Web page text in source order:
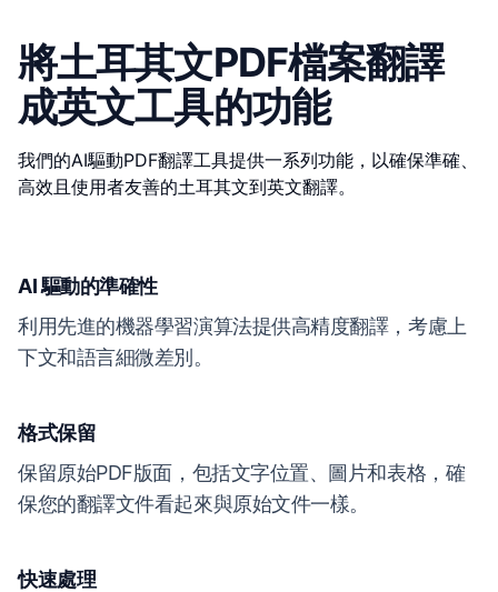
將土耳其文PDF檔案翻譯
成英文工具的功能
我們的AI驅動PDF翻譯工具提供一系列功能，以確保準確、
高效且使用者友善的土耳其文到英文翻譯。
AI 驅動的準確性
利用先進的機器學習演算法提供高精度翻譯，考慮上
下文和語言細微差別。
格式保留
保留原始PDF版面，包括文字位置、圖片和表格，確
保您的翻譯文件看起來與原始文件一樣。
快速處理